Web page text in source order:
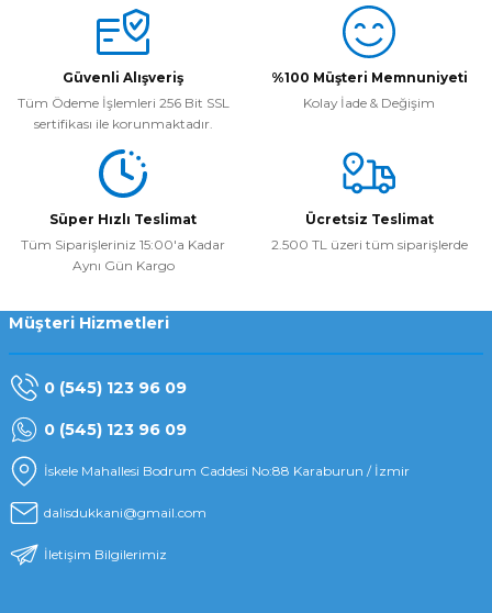
Güvenli Alışveriş
Tüm Ödeme İşlemleri 256 Bit SSL
sertifikası ile korunmaktadır.
%100 Müşteri Memnuniyeti
Kolay İade & Değişim
Süper Hızlı Teslimat
Tüm Siparişleriniz 15:00'a Kadar
Aynı Gün Kargo
Ücretsiz Teslimat
2.500 TL üzeri tüm siparişlerde
Müşteri Hizmetleri
0 (545) 123 96 09
0 (545) 123 96 09
İskele Mahallesi Bodrum Caddesi No:88 Karaburun / İzmir
dalisdukkani@gmail.com
İletişim Bilgilerimiz